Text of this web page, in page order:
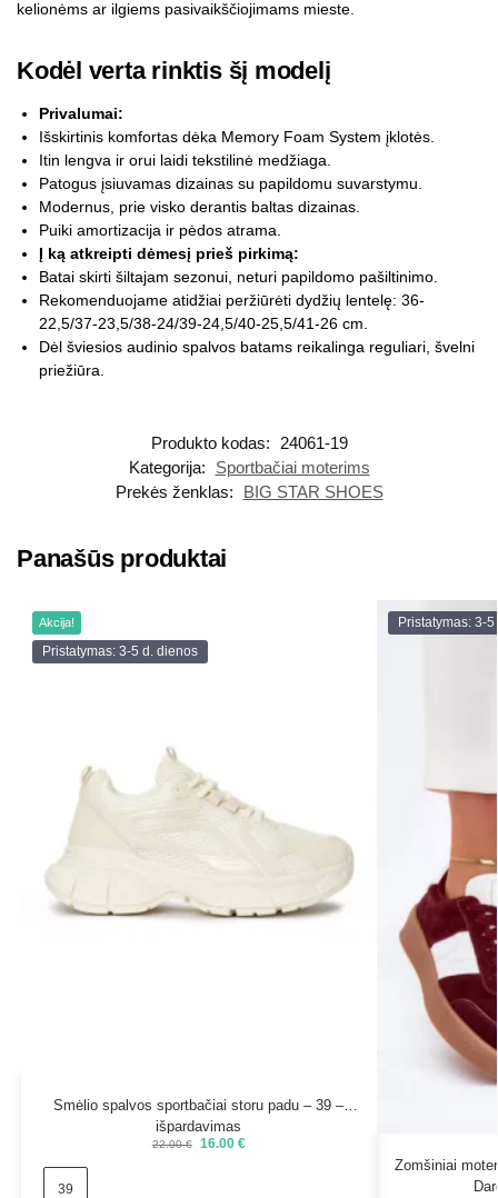
kelionėms ar ilgiems pasivaikščiojimams mieste.
Kodėl verta rinktis šį modelį
Privalumai:
Išskirtinis komfortas dėka Memory Foam System įklotės.
Itin lengva ir orui laidi tekstilinė medžiaga.
Patogus įsiuvamas dizainas su papildomu suvarstymu.
Modernus, prie visko derantis baltas dizainas.
Puiki amortizacija ir pėdos atrama.
Į ką atkreipti dėmesį prieš pirkimą:
Batai skirti šiltajam sezonui, neturi papildomo pašiltinimo.
Rekomenduojame atidžiai peržiūrėti dydžių lentelę: 36-
22,5/37-23,5/38-24/39-24,5/40-25,5/41-26 cm.
Dėl šviesios audinio spalvos batams reikalinga reguliari, švelni
priežiūra.
Produkto kodas:
24061-19
Kategorija:
Sportbačiai moterims
Prekės ženklas:
BIG STAR SHOES
Panašūs produktai
Akcija!
Pristatymas: 3-5 d. dienos
Smėlio spalvos sportbačiai storu padu – 39 –
išpardavimas
22.00€ 16.00 €
39
Pristatymas: 3-
Zomšiniai